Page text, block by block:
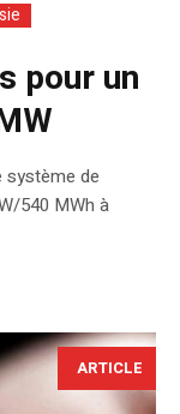
pour un
système de
540 MWh à
ARTICLE